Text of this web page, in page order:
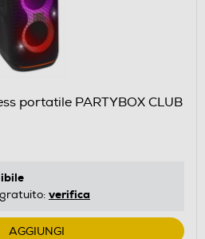
portatile PARTYBOX CLUB
verifica
AGGIUNGI